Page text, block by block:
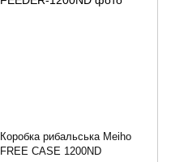
Коробка рибальська Meiho
FREE CASE 1200ND